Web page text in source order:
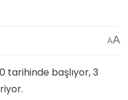
AA
tarihinde başlıyor, 3